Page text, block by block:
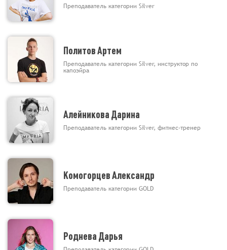
Преподаватель категории Silver
Политов Артем
Преподаватель категории Silver, инструктор по
капоэйра
Алейникова Дарина
Преподаватель категории Silver, фитнес-тренер
Комогорцев Александр
Преподаватель категории GOLD
Роднева Дарья